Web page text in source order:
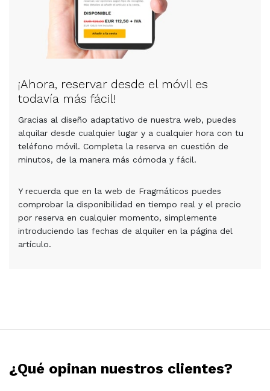
¡Ahora, reservar desde el móvil es
todavía más fácil!
Gracias al diseño adaptativo de nuestra web, puedes
alquilar desde cualquier lugar y a cualquier hora con tu
teléfono móvil. Completa la reserva en cuestión de
minutos, de la manera más cómoda y fácil.
Y recuerda que en la web de Fragmáticos puedes
comprobar la disponibilidad en tiempo real y el precio
por reserva en cualquier momento, simplemente
introduciendo las fechas de alquiler en la página del
artículo.
¿Qué opinan nuestros clientes?